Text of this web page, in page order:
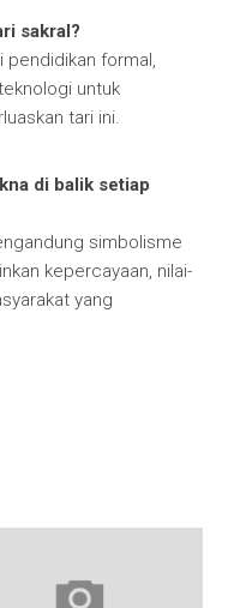
sakral?
pendidikan formal,
untuk
tari ini.
di balik setiap
simbolisme
kepercayaan, nilai-
yang